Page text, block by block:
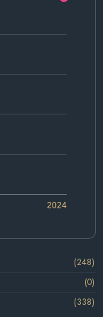
2024
(248)
(0)
(338)